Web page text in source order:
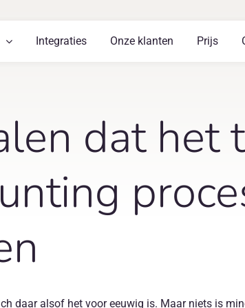
Integraties Onze klanten Prijs
dat het
daar alsof het voor eeuwig is. Maar niets is